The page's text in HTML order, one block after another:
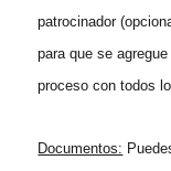
patrocinador
para que se
proceso con todos
Documentos: